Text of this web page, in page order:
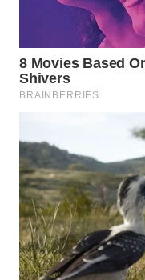
TIMUR
WN
SEMARANG
WN
BOROBUDUR
WN
MADURA